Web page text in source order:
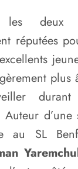
deux
réputées
durant
au SL